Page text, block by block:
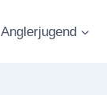
Anglerjugend